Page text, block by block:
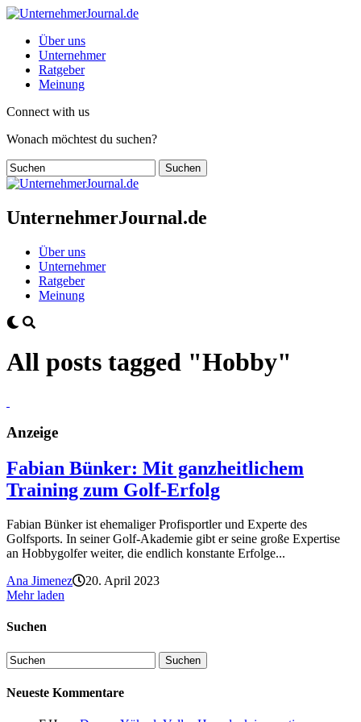
Über uns
Unternehmer
Ratgeber
Meinung
Connect with us
Wonach möchtest du suchen?
UnternehmerJournal.de
Über uns
Unternehmer
Ratgeber
Meinung
All posts tagged "Hobby"
Anzeige
Fabian Bünker: Mit ganzheitlichem
Training zum Golf-Erfolg
Fabian Bünker ist ehemaliger Profisportler und Experte des
Golfsports. In seiner Golf-Akademie gibt er seine große Expertise
an Hobbygolfer weiter, die endlich konstante Erfolge...
Ana Jimenez
20. April 2023
Mehr laden
Suchen
Neueste Kommentare